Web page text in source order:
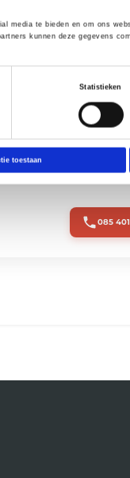
media te bieden en om ons
kunnen deze gegevens
Statistieken
toestaan
die ook écht werken
085